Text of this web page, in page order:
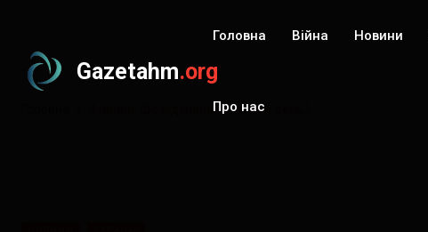
Gazetahm.org
Головна Війна Новини
Про нас
4 липня. Що відзначають в цей день?